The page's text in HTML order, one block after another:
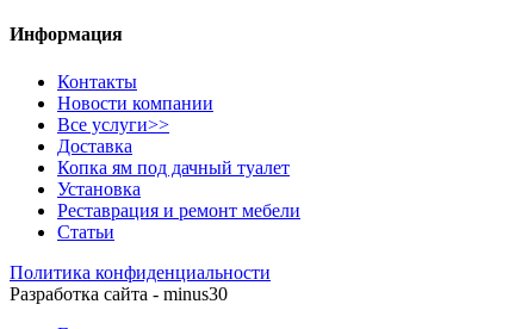
Информация
Контакты
Новости компании
Все услуги>>
Доставка
Копка ям под дачный туалет
Установка
Реставрация и ремонт мебели
Статьи
Политика конфиденциальности
Разработка сайта - minus30